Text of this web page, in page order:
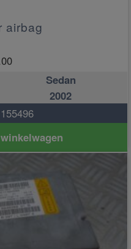
airbag
Sedan
2002